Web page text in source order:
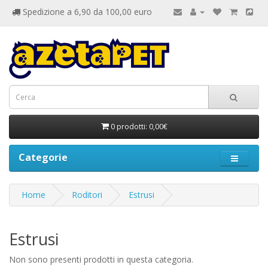
Spedizione a 6,90 da 100,00 euro
0 prodotti: 0,00€
Categorie
Home Roditori Estrusi
Estrusi
Non sono presenti prodotti in questa categoria.